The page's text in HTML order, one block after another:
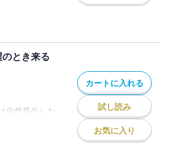
たお会いし
ている最中、
を開始しま
作戦を開始、
。
防戦が始まり
いに戦局が大
す。
の交渉から物
いたのは巧妙
が潜むヘキ
レスへと連
ナの母を攫
る伯爵級上
ちはついにセ
とき来る
自然発生した
葉たちはこの
カートに入れる
試し読み
お気に入り